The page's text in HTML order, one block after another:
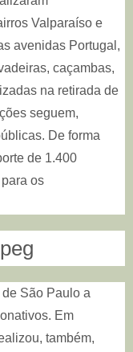
Valparaíso e
avenidas Portugal,
caçambas,
na retirada de
seguem,
De forma
de 1.400
os
São Paulo a
Em
também,